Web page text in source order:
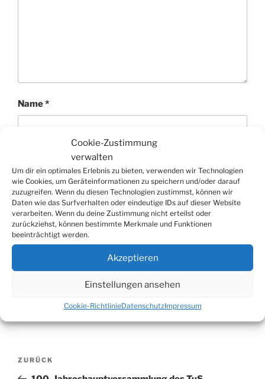
Cookie-Zustimmung
verwalten
Um dir ein optimales Erlebnis zu bieten, verwenden wir Technologien
wie Cookies, um Geräteinformationen zu speichern und/oder darauf
zuzugreifen. Wenn du diesen Technologien zustimmst, können wir
Daten wie das Surfverhalten oder eindeutige IDs auf dieser Website
verarbeiten. Wenn du deine Zustimmung nicht erteilst oder
zurückziehst, können bestimmte Merkmale und Funktionen
beeinträchtigt werden.
Akzeptieren
Einstellungen ansehen
Cookie-RichtlinieDatenschutzImpressum
Name*
E-Mail-Adresse*
Website
Beitragsnavigation
Vorheriger
Beitrag
ZURÜCK